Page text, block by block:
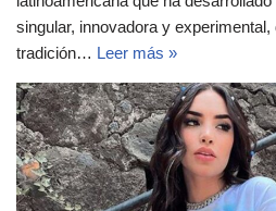
singular, innovadora y
tradición… Leer más »